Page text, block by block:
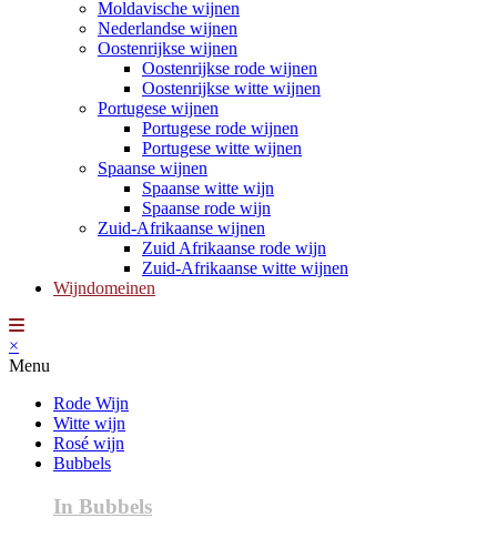
Moldavische wijnen
Nederlandse wijnen
Oostenrijkse wijnen
Oostenrijkse rode wijnen
Oostenrijkse witte wijnen
Portugese wijnen
Portugese rode wijnen
Portugese witte wijnen
Spaanse wijnen
Spaanse witte wijn
Spaanse rode wijn
Zuid-Afrikaanse wijnen
Zuid Afrikaanse rode wijn
Zuid-Afrikaanse witte wijnen
Wijndomeinen
×
Menu
Rode Wijn
Witte wijn
Rosé wijn
Bubbels
In Bubbels